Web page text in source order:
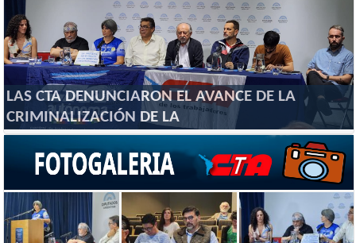
LAS CTA DENUNCIARON EL AVANCE DE LA
CRIMINALIZACIÓN DE LA